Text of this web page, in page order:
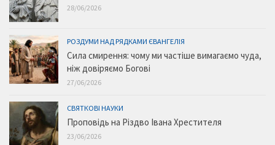
28/06/2026
РОЗДУМИ НАД РЯДКАМИ ЄВАНГЕЛІЯ
Сила смирення: чому ми частіше вимагаємо чуда,
ніж довіряємо Богові
27/06/2026
СВЯТКОВІ НАУКИ
Проповідь на Різдво Івана Хрестителя
23/06/2026